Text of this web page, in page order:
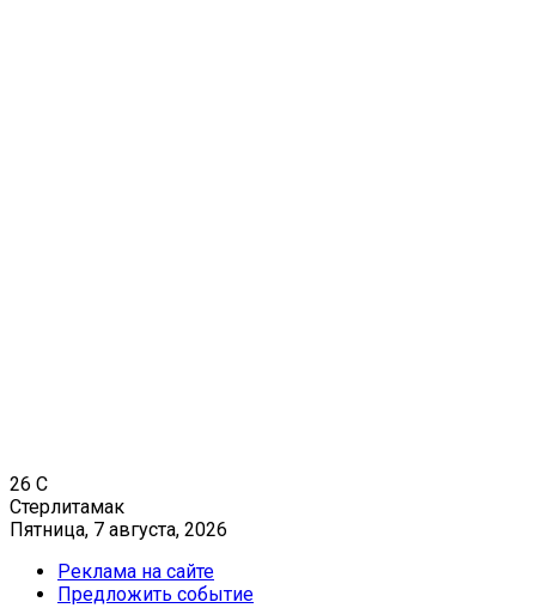
26 C
Стерлитамак
Пятница, 7 августа, 2026
Реклама на сайте
Предложить событие